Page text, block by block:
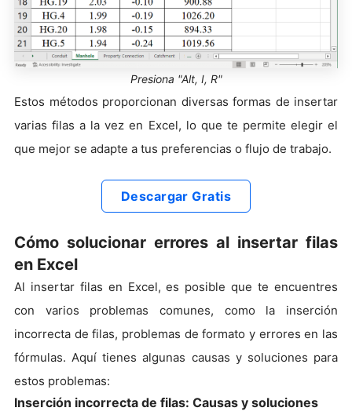
Presiona "Alt, I, R"
Estos métodos proporcionan diversas formas de insertar
varias filas a la vez en Excel, lo que te permite elegir el
que mejor se adapte a tus preferencias o flujo de trabajo.
Descargar Gratis
Cómo solucionar errores al insertar filas
en Excel
Al insertar filas en Excel, es posible que te encuentres
con varios problemas comunes, como la inserción
incorrecta de filas, problemas de formato y errores en las
fórmulas. Aquí tienes algunas causas y soluciones para
estos problemas:
Inserción incorrecta de filas: Causas y soluciones